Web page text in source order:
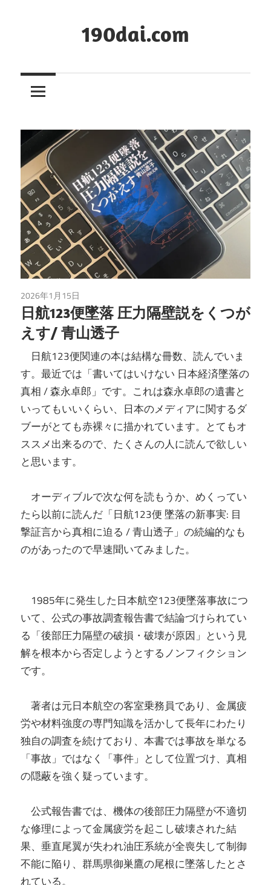
ツ
キ
ッ
プ
190dai.com
2026年1月15日
日航123便墜落 圧力隔壁説をくつが
えす/ 青山透子
日航123便関連の本は結構な冊数、読んでいま
す。最近では「書いてはいけない 日本経済墜落の
真相 / 森永卓郎」です。これは森永卓郎の遺書と
いってもいいくらい、日本のメディアに関するダ
ブーがとても赤裸々に描かれています。とてもオ
ススメ出来るので、たくさんの人に読んで欲しい
と思います。
オーディブルで次な何を読もうか、めくってい
たら以前に読んだ「日航123便 墜落の新事実: 目
撃証言から真相に迫る / 青山透子」の続編的なも
のがあったので早速聞いてみました。
1985年に発生した日本航空123便墜落事故につ
いて、公式の事故調査報告書で結論づけられてい
る「後部圧力隔壁の破損・破壊が原因」という見
解を根本から否定しようとするノンフィクション
です。
著者は元日本航空の客室乗務員であり、金属疲
労や材料強度の専門知識を活かして長年にわたり
独自の調査を続けており、本書では事故を単なる
「事故」ではなく「事件」として位置づけ、真相
の隠蔽を強く疑っています。
公式報告書では、機体の後部圧力隔壁が不適切
な修理によって金属疲労を起こし破壊された結
果、垂直尾翼が失われ油圧系統が全喪失して制御
不能に陥り、群馬県御巣鷹の尾根に墜落したとさ
れている。